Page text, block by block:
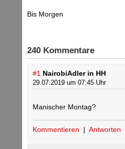
Bis Morgen
240 Kommentare
#1 NairobiAdler in HH
29.07.2019 um 07:45 Uhr
Manischer Montag?
Kommentieren | Antworten